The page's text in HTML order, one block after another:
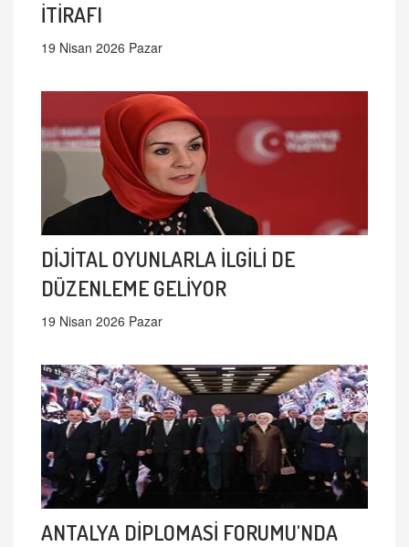
İTİRAFI
19 Nisan 2026 Pazar
DİJİTAL OYUNLARLA İLGİLİ DE
DÜZENLEME GELİYOR
19 Nisan 2026 Pazar
ANTALYA DİPLOMASİ FORUMU'NDA